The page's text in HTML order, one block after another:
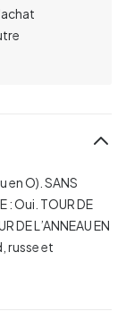
en O). SANS
: Oui. TOUR DE
DE L’ANNEAU EN
russe et